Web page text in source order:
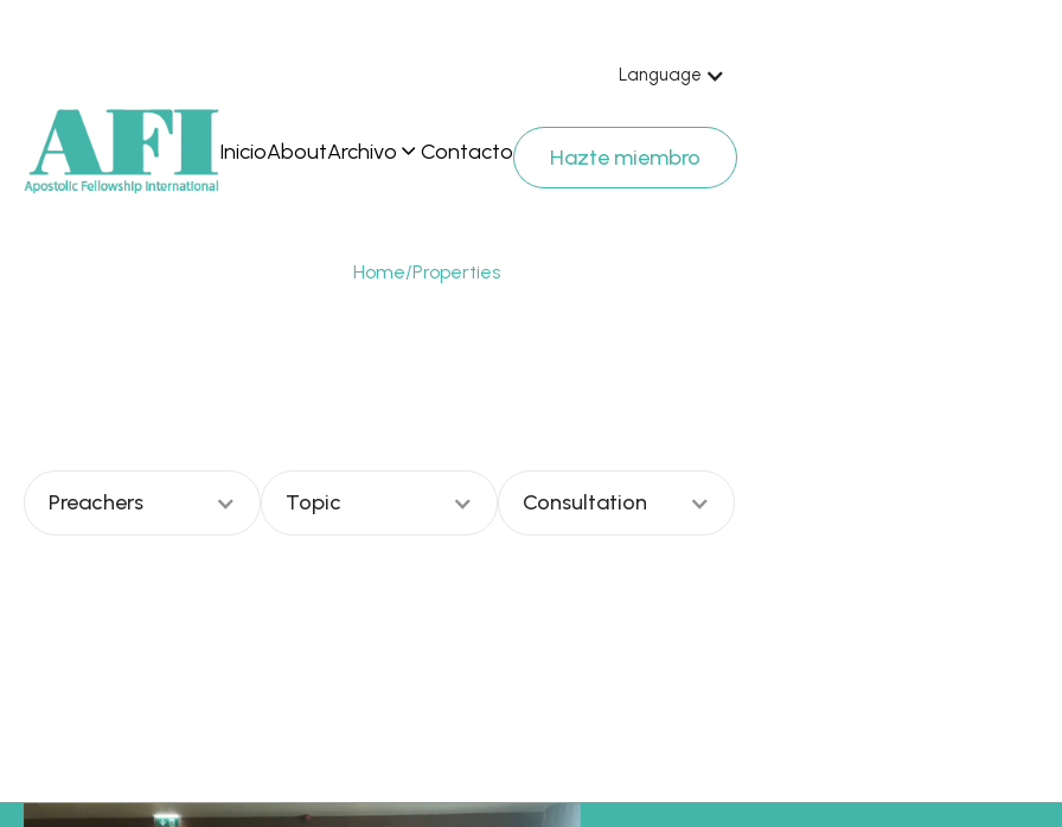
Language
InicioAboutArchivo Contacto Hazte miembro
Home/Properties
Preachers Topic Consultation